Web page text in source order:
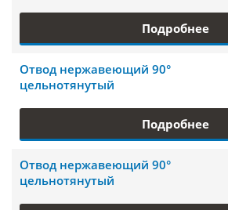
Подробнее
Отвод нержавеющий 90°
цельнотянутый
Подробнее
Отвод нержавеющий 90°
цельнотянутый